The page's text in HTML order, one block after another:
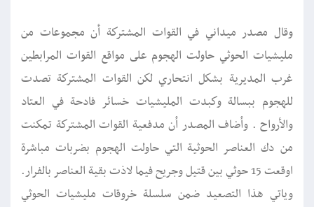
وقال مصدر ميداني في القوات المشتركة أن مجموعات من
مليشيات الحوثي حاولت الهجوم على مواقع القوات المرابطين
غرب المديرية بشكل انتحاري لكن القوات المشتركة تصدت
للهجوم ببسالة وكبدت المليشيات خسائر فادحة في العتاد
والأرواح . وأضاف المصدر أن مدفعية القوات المشتركة تمكنت
من دك العناصر الحوثية التي حاولت الهجوم بضربات مباشرة
اوقعت 15 حوثي بين قتيل وجريح فيما لاذت بقية العناصر بالفرار.
وياتي هذا التصعيد ضمن سلسلة خروقات مليشيات الحوثي